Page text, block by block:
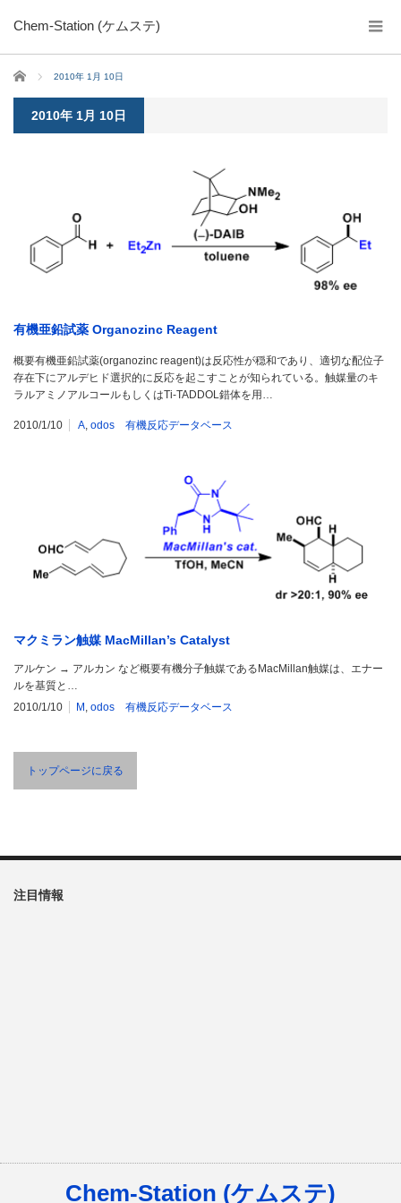
Chem-Station (ケムステ)
ホーム 2010年 1月 10日
2010年 1月 10日
有機亜鉛試薬 Organozinc Reagent
概要有機亜鉛試薬(organozinc reagent)は反応性が穏和であり、適切な配位子
存在下にアルデヒド選択的に反応を起こすことが知られている。触媒量のキ
ラルアミノアルコールもしくはTi-TADDOL錯体を用…
2010/1/10 A odos 有機反応データベース
マクミラン触媒 MacMillan’s Catalyst
アルケン → アルカン など概要有機分子触媒であるMacMillan触媒は、エナー
ルを基質と…
2010/1/10
M , odos 有機反応データベース
トップページに戻る
注目情報
Chem-Station (ケムステ)